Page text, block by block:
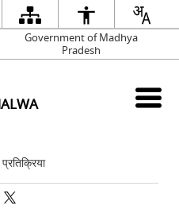
Government of Madhya
Pradesh
प्रतिक्रिया